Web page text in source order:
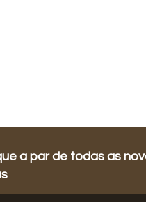
a par de todas as